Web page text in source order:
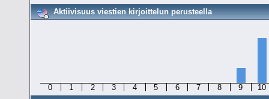
Aktiivisuus viestien kirjoittelun perusteella
0 1 2 3 4 5 6 7 8 9
10